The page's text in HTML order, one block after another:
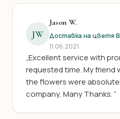
JW
Jason W.
Доставка на цветя
11.06.2021
„Excellent service with
requested time. My friend
the flowers were
company, Many Thanks. “